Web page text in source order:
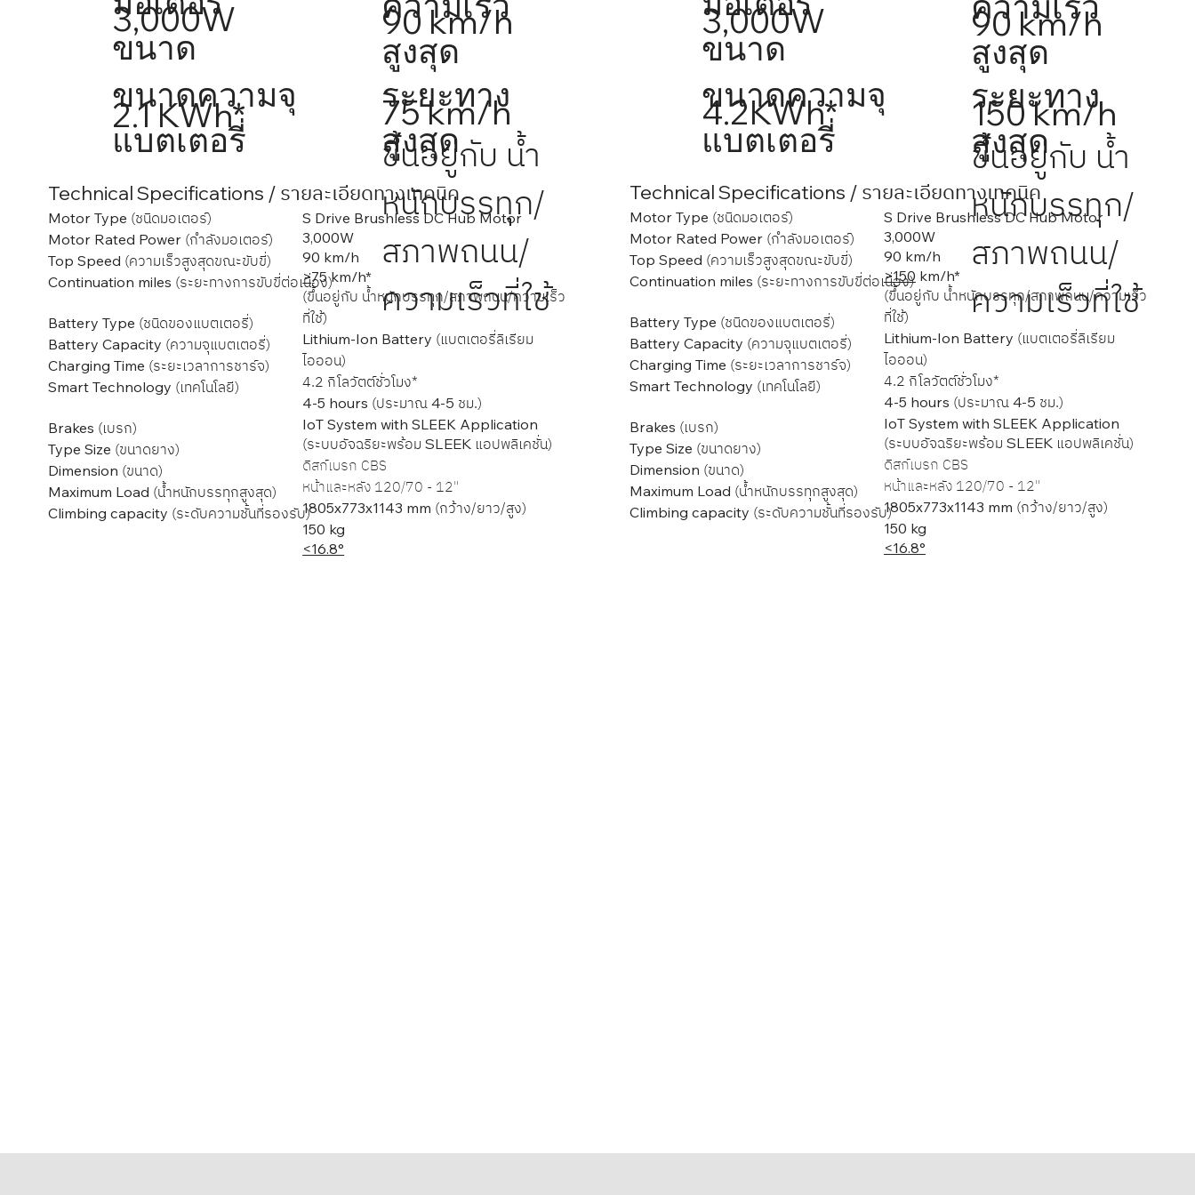
ขนาด
3,000W
ขนาดความจุ
แบตเตอรี่
2.1 KWh*
ระยะทาง
สูงสุด
75 km/h
ขึ้นอยู่กับ น้ำ
หนักบรรทุก/
สภาพถนน/
ความเร็วที่ใช้
90 km/h
สูงสุด
S Drive Brushless DC Hub Motor
3,000W
90 km/h
>75 km/h*
(​ขึ้นอยู่กับ น้ำหนักบรรทุก/สภาพถนน/ความเร็ว
ที่ใช้)
Lithium-Ion Battery (แบตเตอรี่ลิเรียม
ไอออน)
4.2 กิโลวัตต์ชั่วโมง*
4-5 hours (ประมาณ4-5 ชม.)
IoT System with SLEEK Application
(ระบบอัจฉริยะพร้อมSLEEK แอปพลิเคชั่น)
ดิสก์เบรก CBS
หน้าและหลัง 120/70 - 12"
1805x773x1143 mm (กว้าง/ยาว/สูง)
150 kg
<16.8°
Motor Type (ชนิดมอเตอร์)
Motor Rated Power (กำลังมอเตอร์)
Top Speed (ความเร็วสูงสุดขณะขับขี่)
Continuation miles (ระยะทางการขับขี่ต่อเนื่อง)
Battery Type (ชนิดของแบตเตอรี่)
Battery Capacity (ความจุแบตเตอรี่)
Charging Time (ระยะเวลาการชาร์จ)
Smart Technology (เทคโนโลยี)
Brakes (เบรก)
Type Size (ขนาดยาง)
Dimension (ขนาด)
Maximum Load (น้ำหนักบรรทุกสูงสุด)
Climbing capacity (ระดับความชั้นที่รองรับ)
Technical Specifications / รายละเอียดทางเทคนิค
90 km/h
ขนาด
3,000W
ขนาดความจุ
แบตเตอรี่
4.2KWh*
ระยะทาง
สูงสุด
150 km/h
ขึ้นอยู่กับ น้ำ
หนักบรรทุก/
สภาพถนน/
ความเร็วที่ใช้
สูงสุด
Technical Specifications / รายละเอียดทางเทคนิค
S Drive Brushless DC Hub Motor
3,000W
90 km/h
>150 km/h*
(​ขึ้นอยู่กับ น้ำหนักบรรทุก/สภาพถนน/ความเร็ว
ที่ใช้)
Lithium-Ion Battery (แบตเตอรี่ลิเรียม
ไอออน)
4.2 กิโลวัตต์ชั่วโมง*
4-5 hours (ประมาณ 4-5 ชม.)
IoT System with SLEEK Application
(ระบบอัจฉริยะพร้อม SLEEKแอปพลิเคชั่น)
ดิสก์เบรก CBS
หน้าและหลัง 120/70 - 12"
1805x773x1143 mm (กว้าง/ยาว/สูง)
150 kg
<16.8°
Motor Type (ชนิดมอเตอร์)
Motor Rated Power(กำลังมอเตอร์)
Top Speed (ความเร็วสูงสุดขณะขับขี่)
Continuation miles (ระยะทางการขับขี่ต่อเนื่อง)
Battery Type (ชนิดของแบตเตอรี่)
Battery Capacity (ความจุแบตเตอรี่)
Charging Time (ระยะเวลาการชาร์จ)
Smart Technology (เทคโนโลยี)
Brakes (เบรก)
Type Size (ขนาดยาง)
Dimension (ขนาด)
Maximum Load (น้ำหนักบรรทุกสูงสุด)
Climbing capacity (ระดับความชั้นที่รองรับ)